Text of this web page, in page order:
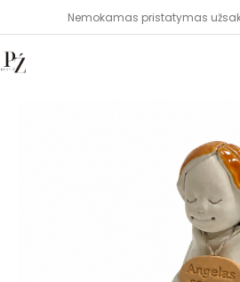
Nemokamas pristatymas